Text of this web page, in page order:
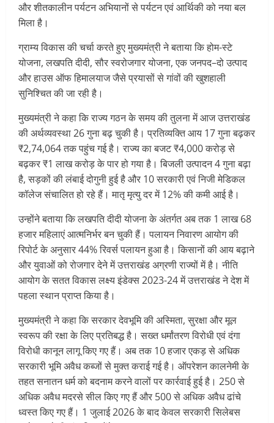
और शीतकालीन पर्यटन अभियानों से पर्यटन एवं आर्थिकी को नया बल
मिला है।
ग्राम्य विकास की चर्चा करते हुए मुख्यमंत्री ने बताया कि होम-स्टे
योजना, लखपति दीदी, सौर स्वरोजगार योजना, एक जनपद–दो उत्पाद
और हाउस ऑफ हिमालयाज जैसे प्रयासों से गांवों की खुशहाली
सुनिश्चित की जा रही है।
मुख्यमंत्री ने कहा कि राज्य गठन के समय की तुलना में आज उत्तराखंड
की अर्थव्यवस्था 26 गुना बढ़ चुकी है। प्रतिव्यक्ति आय 17 गुना बढ़कर
₹2,74,064 तक पहुंच गई है। राज्य का बजट ₹4,000 करोड़ से
बढ़कर ₹1 लाख करोड़ के पार हो गया है। बिजली उत्पादन 4 गुना बढ़ा
है, सड़कों की लंबाई दोगुनी हुई है और 10 सरकारी एवं निजी मेडिकल
कॉलेज संचालित हो रहे हैं। मातृ मृत्यु दर में 12% की कमी आई है।
उन्होंने बताया कि लखपति दीदी योजना के अंतर्गत अब तक 1 लाख 68
हजार महिलाएं आत्मनिर्भर बन चुकी हैं। पलायन निवारण आयोग की
रिपोर्ट के अनुसार 44% रिवर्स पलायन हुआ है। किसानों की आय बढ़ाने
और युवाओं को रोजगार देने में उत्तराखंड अग्रणी राज्यों में है। नीति
आयोग के सतत विकास लक्ष्य इंडेक्स 2023-24 में उत्तराखंड ने देश में
पहला स्थान प्राप्त किया है।
मुख्यमंत्री ने कहा कि सरकार देवभूमि की अस्मिता, सुरक्षा और मूल
स्वरूप की रक्षा के लिए प्रतिबद्ध है। सख्त धर्मांतरण विरोधी एवं दंगा
विरोधी कानून लागू किए गए हैं। अब तक 10 हजार एकड़ से अधिक
सरकारी भूमि अवैध कब्जों से मुक्त कराई गई है। ऑपरेशन कालनेमी के
तहत सनातन धर्म को बदनाम करने वालों पर कार्रवाई हुई है। 250 से
अधिक अवैध मदरसे सील किए गए हैं और 500 से अधिक अवैध ढांचे
ध्वस्त किए गए हैं। 1 जुलाई 2026 के बाद केवल सरकारी सिलेबस